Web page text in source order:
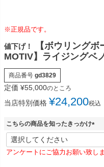
※正規品です。
値下げ！
【ボウリング
MOTIV】ライジング
商品番号 gd3829
定価 ¥55,000のところ
当店特別価格 ¥24,200税込
こちらの商品を知ったきっかけ
(
須
アンケートにご協力お願い致しま